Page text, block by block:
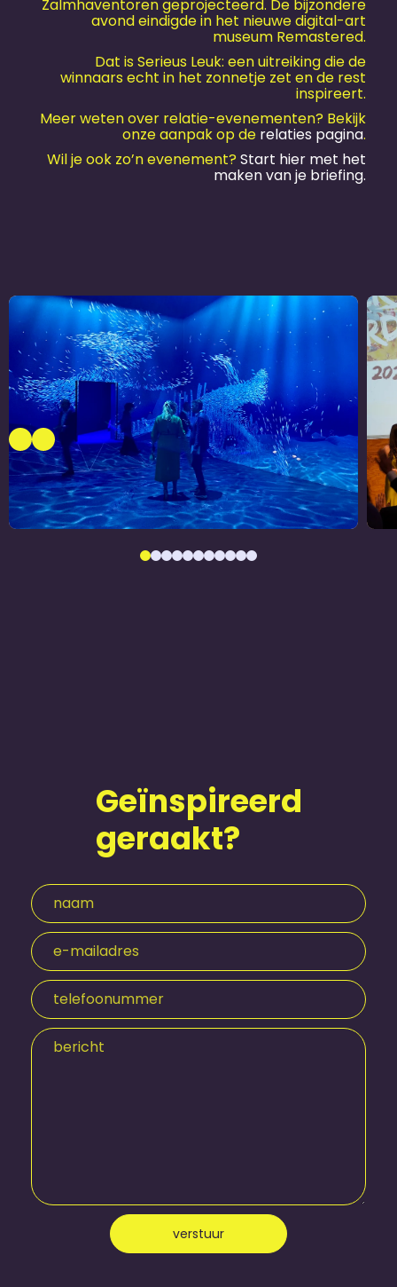
Zalmhaventoren geprojecteerd. De bijzondere
avond eindigde in het nieuwe digital-art
museum Remastered.
Dat is Serieus Leuk: een uitreiking die de
winnaars echt in het zonnetje zet en de rest
inspireert.
Meer weten over relatie-evenementen? Bekijk
onze aanpak op de relaties pagina.
Wil je ook zo’n evenement? Start hier met het
maken van je briefing.
Geïnspireerd
geraakt?